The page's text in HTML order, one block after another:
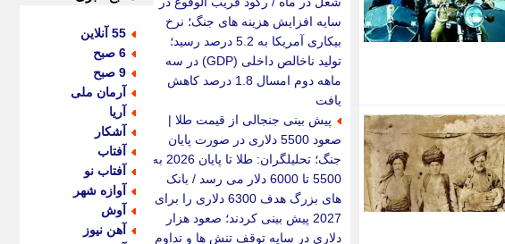
سایه افزایش هزینه های جنگ؛ نرخ
بیکاری آمریکا به 5.2 درصد رسید؛
تولید ناخالص داخلی (GDP) در سه
ماهه دوم امسال 1.8 درصد کاهش
یافت
پیش بینی جنجالی از قیمت طلا |
صعود 5500 دلاری در صورت پایان
جنگ؛ تحلیلگران: طلا تا پایان 2026 به
5500 تا 6000 دلار می رسد / بانک
های بزرگ هدف 6300 دلاری را برای
2027 پیش بینی کردند؛ صعود هزار
دلاری در سایه توقف تنش ها و تداوم
55 آنلاین
6 صبح
9 صبح
آرمان ملی
آریا
آشکار
آفتاب
آفتاب نو
آوازه شهر
آوش
آهن نیوز